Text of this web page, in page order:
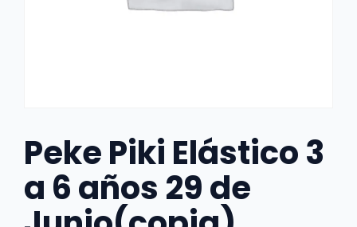
Peke Piki Elástico 3
a 6 años 29 de